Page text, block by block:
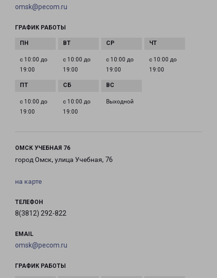
omsk@pecom.ru
ГРАФИК РАБОТЫ
с 10:00 до
19:00
с 10:00 до
19:00
с 10:00 до
19:00
с 10:00 до
19:00
с 10:00 до
19:00
с 10:00 до
19:00
Выходной
ОМСК УЧЕБНАЯ 76
город Омск, улица Учебная, 76
на карте
ТЕЛЕФОН
8(3812) 292-822
EMAIL
omsk@pecom.ru
ГРАФИК РАБОТЫ